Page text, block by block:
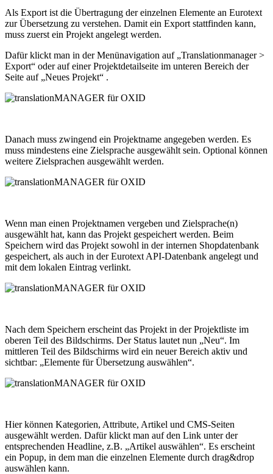
Als Export ist die Übertragung der einzelnen Elemente an Eurotext
zur Übersetzung zu verstehen. Damit ein Export stattfinden kann,
muss zuerst ein Projekt angelegt werden.
Dafür klickt man in der Menünavigation auf „Translationmanager >
Export“ oder auf einer Projektdetailseite im unteren Bereich der
Seite auf „Neues Projekt“ .
Danach muss zwingend ein Projektname angegeben werden. Es
muss mindestens eine Zielsprache ausgewählt sein. Optional können
weitere Zielsprachen ausgewählt werden.
Wenn man einen Projektnamen vergeben und Zielsprache(n)
ausgewählt hat, kann das Projekt gespeichert werden. Beim
Speichern wird das Projekt sowohl in der internen Shopdatenbank
gespeichert, als auch in der Eurotext API-Datenbank angelegt und
mit dem lokalen Eintrag verlinkt.
Nach dem Speichern erscheint das Projekt in der Projektliste im
oberen Teil des Bildschirms. Der Status lautet nun „Neu“. Im
mittleren Teil des Bildschirms wird ein neuer Bereich aktiv und
sichtbar: „Elemente für Übersetzung auswählen“.
Hier können Kategorien, Attribute, Artikel und CMS-Seiten
ausgewählt werden. Dafür klickt man auf den Link unter der
entsprechenden Headline, z.B. „Artikel auswählen“. Es erscheint
ein Popup, in dem man die einzelnen Elemente durch drag&drop
auswählen kann.